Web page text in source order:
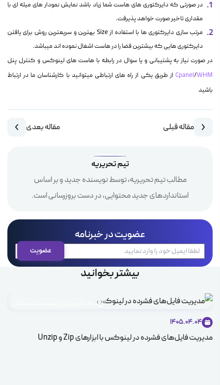
در صورتی که دایرکتوری های هاست شما زیاد باشد نمایش نمودار های میله ای با
مقداری تاخیر صورت خواهد پذیرفت.
مرتب سازی دایرکتوری ها با استفاده از Size بهترین و سریعترین روش برای یافتن
دایرکتوری هایی که بیشترین فضا را در هاست اشغال نموده اند میباشد.
در صورت نیاز به پشتیبانی و یا سوال در رابطه با هاست های لینوکس و کنترل پنل
Cpanel/WHM
از طریق یکی از راه های ارتباطی میتوانید با کارشناسان ما در ارتباط
باشید
مقاله قبلی مقاله بعدی
تیم تحریریه
مطالب تیم تحریریه، توسط نویسنده جدید و بر اساس
استانداردهای جدید محتوایی، در دست بروزرسانی است.
عضویت در خبرنامه
بیشتر بخوانید
مطالب آموزشی در زمینه سیستم عامل
1405.04.04
مدیریت فایل‌های فشرده در لینوکس با ابزارهای Zip و Unzip